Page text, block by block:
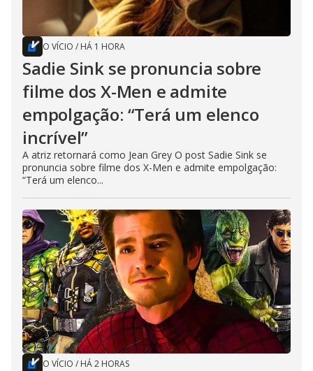
O VÍCIO / HÁ 1 HORA
Sadie Sink se pronuncia sobre
filme dos X-Men e admite
empolgação: “Terá um elenco
incrível”
A atriz retornará como Jean Grey O post Sadie Sink se
pronuncia sobre filme dos X-Men e admite empolgação:
“Terá um elenco...
O VÍCIO / HÁ 2 HORAS